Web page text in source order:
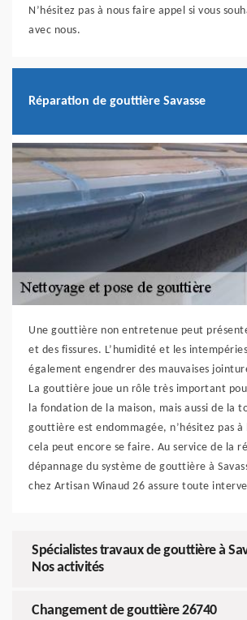
N’hésitez pas à nous faire appel si vous
avec nous.
Réparation de gouttière Savasse
Une gouttière non entretenue peut
et des fissures. L’humidité et les
également engendrer des mauvaises
La gouttière joue un rôle très important
la fondation de la maison, mais aussi de la
gouttière est endommagée, n’hésitez pas
cela peut encore se faire. Au service de la
dépannage du système de gouttière à
chez Artisan Winaud 26 assure toute
Spécialistes travaux de gouttière à
Nos activités
Changement de gouttière 26740